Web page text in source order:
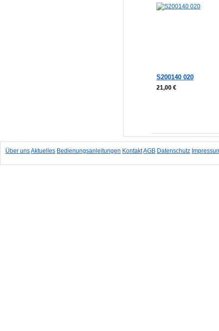
S200140 020
21,00 €
Über unsAktuelles Bedienungsanleitungen KontaktAGB Datenschutz